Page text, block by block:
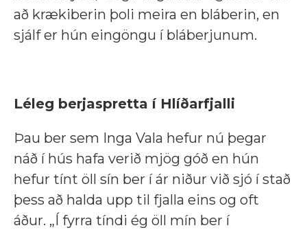
að krækiberin þoli meira en bláberin, en
sjálf er hún eingöngu í bláberjunum.
Léleg berjaspretta í Hlíðarfjalli
Þau ber sem Inga Vala hefur nú þegar
náð í hús hafa verið mjög góð en hún
hefur tínt öll sín ber í ár niður við sjó í stað
þess að halda upp til fjalla eins og oft
áður. „Í fyrra tíndi ég öll mín ber í